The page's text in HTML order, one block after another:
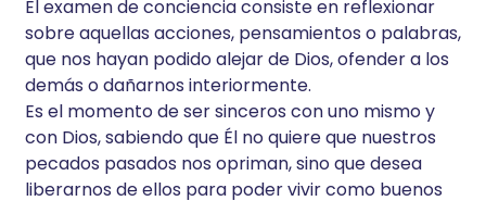
El examen de conciencia consiste en reflexionar
sobre aquellas acciones, pensamientos o palabras,
que nos hayan podido alejar de Dios, ofender a los
demás o dañarnos interiormente.
Es el momento de ser sinceros con uno mismo y
con Dios, sabiendo que Él no quiere que nuestros
pecados pasados nos opriman, sino que desea
liberarnos de ellos para poder vivir como buenos